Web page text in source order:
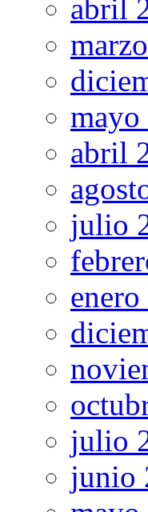
abril
mayo
abril
julio
julio
junio